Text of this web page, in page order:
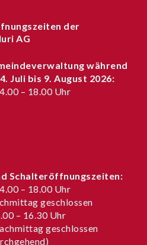
der
AG
während
4. Juli bis 9. August 2026:
– 18.00 Uhr
Schalteröffnungszeiten:
– 18.00 Uhr
geschlossen
– 16.30 Uhr
geschlossen